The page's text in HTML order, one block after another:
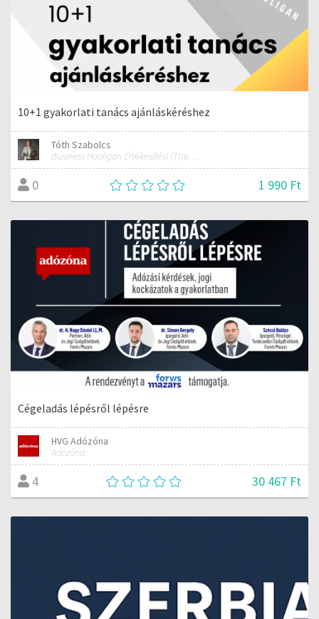
10+1 gyakorlati tanács ajánláskéréshez
Tóth Szabolcs
Business Hooligan Értékesítési (T)rendbontó értékesítési, kommunikációs és hozzáállás tréner
0 1 990 Ft
Cégeladás lépésről lépésre
HVG Adózóna
Adózóna
4 30 467 Ft